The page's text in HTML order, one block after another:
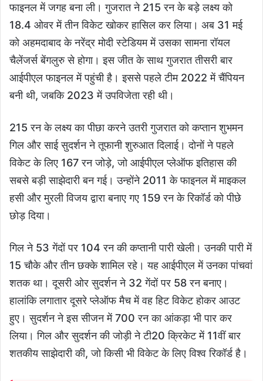
फाइनल में जगह बना ली। गुजरात ने 215 रन के बड़े लक्ष्य को
18.4 ओवर में तीन विकेट खोकर हासिल कर लिया। अब 31 मई
को अहमदाबाद के नरेंद्र मोदी स्टेडियम में उसका सामना रॉयल
चैलेंजर्स बेंगलुरु से होगा। इस जीत के साथ गुजरात तीसरी बार
आईपीएल फाइनल में पहुंची है। इससे पहले टीम 2022 में चैंपियन
बनी थी, जबकि 2023 में उपविजेता रही थी।
215 रन के लक्ष्य का पीछा करने उतरी गुजरात को कप्तान शुभमन
गिल और साई सुदर्शन ने तूफानी शुरुआत दिलाई। दोनों ने पहले
विकेट के लिए 167 रन जोड़े, जो आईपीएल प्लेऑफ इतिहास की
सबसे बड़ी साझेदारी बन गई। उन्होंने 2011 के फाइनल में माइकल
हसी और मुरली विजय द्वारा बनाए गए 159 रन के रिकॉर्ड को पीछे
छोड़ दिया।
गिल ने 53 गेंदों पर 104 रन की कप्तानी पारी खेली। उनकी पारी में
15 चौके और तीन छक्के शामिल रहे। यह आईपीएल में उनका पांचवां
शतक था। दूसरी ओर सुदर्शन ने 32 गेंदों पर 58 रन बनाए।
हालांकि लगातार दूसरे प्लेऑफ मैच में वह हिट विकेट होकर आउट
हुए। सुदर्शन ने इस सीजन में 700 रन का आंकड़ा भी पार कर
लिया। गिल और सुदर्शन की जोड़ी ने टी20 क्रिकेट में 11वीं बार
शतकीय साझेदारी की, जो किसी भी विकेट के लिए विश्व रिकॉर्ड है।